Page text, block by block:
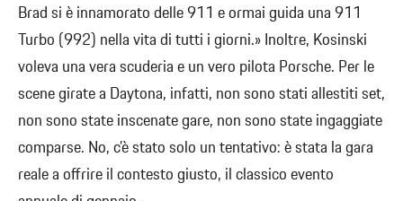
Brad si è innamorato delle 911 e ormai guida una 911
Turbo (992) nella vita di tutti i giorni.» Inoltre, Kosinski
voleva una vera scuderia e un vero pilota Porsche. Per le
scene girate a Daytona, infatti, non sono stati allestiti set,
non sono state inscenate gare, non sono state ingaggiate
comparse. No, c’è stato solo un tentativo: è stata la gara
reale a offrire il contesto giusto, il classico evento